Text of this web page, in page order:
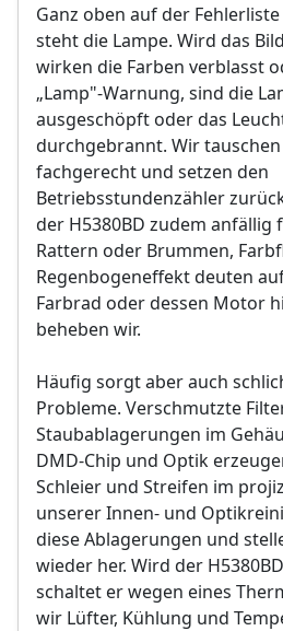
Ganz oben auf der Fehlerliste
steht die Lampe. Wird das
wirken die Farben verblasst
„Lamp"-Warnung, sind die
ausgeschöpft oder das
durchgebrannt. Wir
fachgerecht und setzen den
Betriebsstundenzähler
der H5380BD zudem anfällig
Rattern oder Brummen,
Regenbogeneffekt deuten
Farbrad oder dessen Motor
beheben wir.
Häufig sorgt aber auch
Probleme. Verschmutzte
Staubablagerungen im
DMD-Chip und Optik
Schleier und Streifen im
unserer Innen- und
diese Ablagerungen und
wieder her. Wird der
schaltet er wegen eines
wir Lüfter, Kühlung und